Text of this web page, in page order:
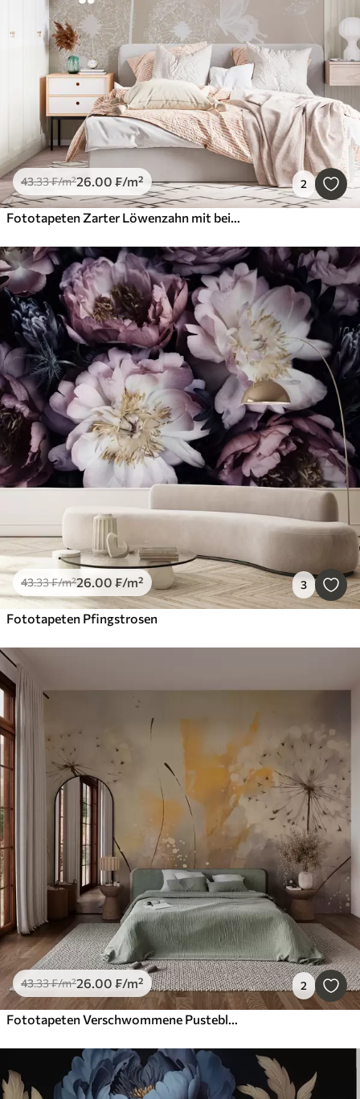
43.33₣/m²26.00 ₣/m² 2
Fototapeten Zarter Löwenzahn mit beigen Schmetterlingen
43.33₣/m²26.00 ₣/m² 3
Fototapeten Pfingstrosen
43.33₣/m²26.00 ₣/m² 2
Fototapeten Verschwommene Pusteblumen in Pastellfarben